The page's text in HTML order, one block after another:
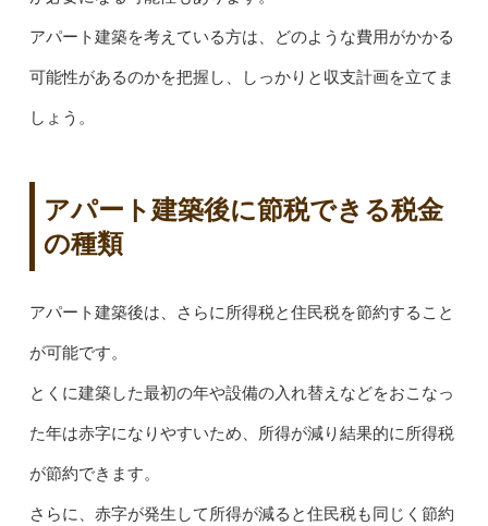
アパート建築を考えている方は、どのような費用がかかる
可能性があるのかを把握し、しっかりと収支計画を立てま
しょう。
アパート建築後に節税できる税金
の種類
アパート建築後は、さらに所得税と住民税を節約すること
が可能です。
とくに建築した最初の年や設備の入れ替えなどをおこなっ
た年は赤字になりやすいため、所得が減り結果的に所得税
が節約できます。
さらに、赤字が発生して所得が減ると住民税も同じく節約